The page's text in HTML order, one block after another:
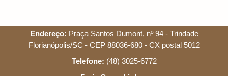
Endereço: Praça Santos Dumont, nº 94 - Trindade
Florianópolis/SC - CEP 88036-680 - CX postal 5012
Telefone: (48) 3025-6772